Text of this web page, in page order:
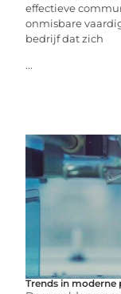
effectieve
onmisbare
bedrijf dat zich
...
Trends in